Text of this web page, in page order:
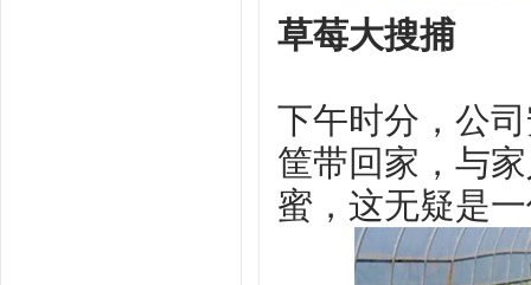
草莓大搜捕
下午时分，公
筐带回家，与
蜜，这无疑是